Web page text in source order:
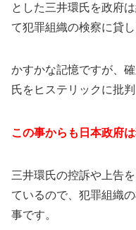
とした三井環氏を政府
て犯罪組織の検察に貸し
かすかな記憶ですが、
氏をヒステリックに批
この事からも日本政府
三井環氏の控訴や上告
ているので、犯罪組織
事です。